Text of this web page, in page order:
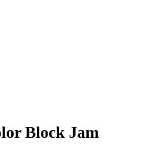
Block Jam